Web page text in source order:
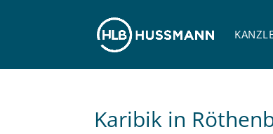
Karibik in